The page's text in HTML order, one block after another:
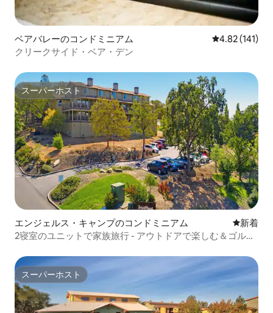
ベアバレーのコンドミニアム レビュー141
4.82 (141)
クリークサイド・ベア・デン
スーパーホスト
スーパーホスト
エンジェルス・キャンプのコンドミニアム 新しい宿
新着
2寝室のユニットで家族旅行 - アウトドアで楽しむ＆ゴル
スーパーホスト
スーパーホスト